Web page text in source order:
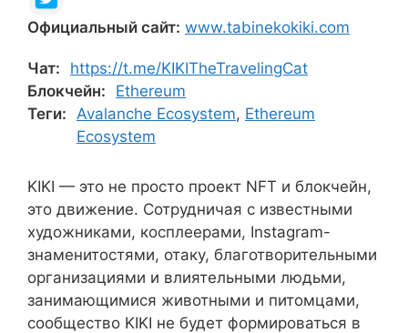
Официальный сайт: www.tabinekokiki.com
Чат:
https://t.me/KIKITheTravelingCat
Блокчейн:
Ethereum
Теги: Avalanche Ecosystem, Ethereum
Ecosystem
KIKI — это не просто проект NFT и блокчейн,
это движение. Сотрудничая с известными
художниками, косплеерами, Instagram-
знаменитостями, отаку, благотворительными
организациями и влиятельными людьми,
занимающимися животными и питомцами,
сообщество KIKI не будет формироваться в